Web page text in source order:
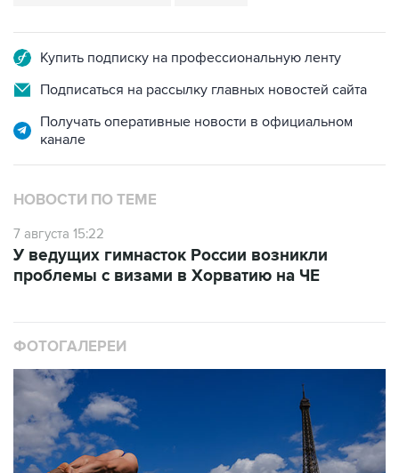
Купить подписку на профессиональную ленту
Подписаться на рассылку главных новостей сайта
Получать оперативные новости в официальном
канале
НОВОСТИ ПО ТЕМЕ
7 августа 15:22
У ведущих гимнасток России возникли
проблемы с визами в Хорватию на ЧЕ
ФОТОГАЛЕРЕИ